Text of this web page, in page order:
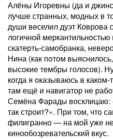
Алёны Игоревны (да и
лучше странных, модных в
души веселил дуэт
логичной
скатерть-самобранка,
Нина (как потом
высокие тембры голосов).
когда я оказываюсь в
там ещё и навигатор не
Семёна Фарады восклицаю:
так строит?». При том, что
филигранно — на мой уже не
кинообозревательский вкус.